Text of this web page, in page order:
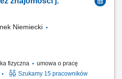
i tras kablowych; montaż i
z zakresu elektryki
Niemiecki
fizyczna
umowa o pracę
Szukamy 15 pracowników